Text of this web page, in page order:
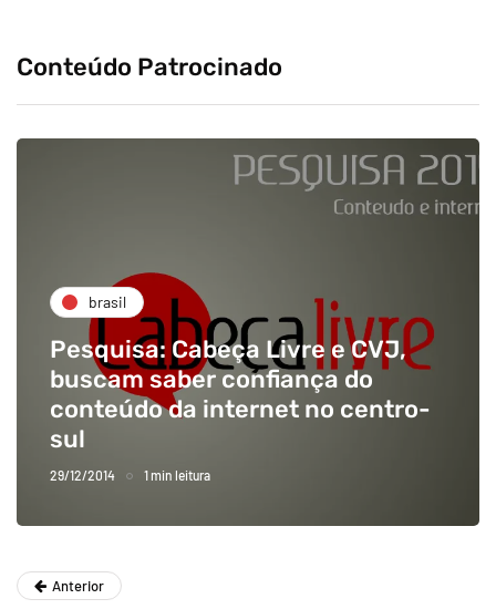
Conteúdo Patrocinado
brasil
Pesquisa: Cabeça Livre e CVJ,
buscam saber confiança do
conteúdo da internet no centro-
sul
29/12/2014 1 min leitura
Anterior